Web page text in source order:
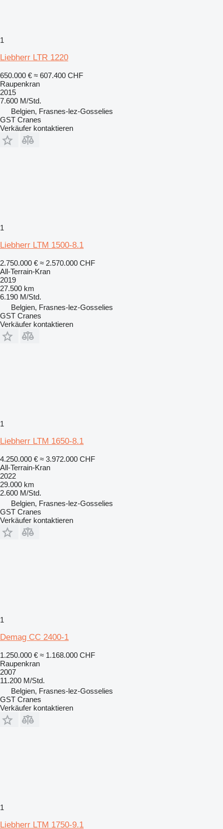
1
Liebherr LTR 1220
650.000 € ≈ 607.400 CHF
Raupenkran
2015
7.600 M/Std.
Belgien, Frasnes-lez-Gosselies
GST Cranes
Verkäufer kontaktieren
1
Liebherr LTM 1500-8.1
2.750.000 € ≈ 2.570.000 CHF
All-Terrain-Kran
2019
27.500 km
6.190 M/Std.
Belgien, Frasnes-lez-Gosselies
GST Cranes
Verkäufer kontaktieren
1
Liebherr LTM 1650-8.1
4.250.000 € ≈ 3.972.000 CHF
All-Terrain-Kran
2022
29.000 km
2.600 M/Std.
Belgien, Frasnes-lez-Gosselies
GST Cranes
Verkäufer kontaktieren
1
Demag CC 2400-1
1.250.000 € ≈ 1.168.000 CHF
Raupenkran
2007
11.200 M/Std.
Belgien, Frasnes-lez-Gosselies
GST Cranes
Verkäufer kontaktieren
1
Liebherr LTM 1750-9.1